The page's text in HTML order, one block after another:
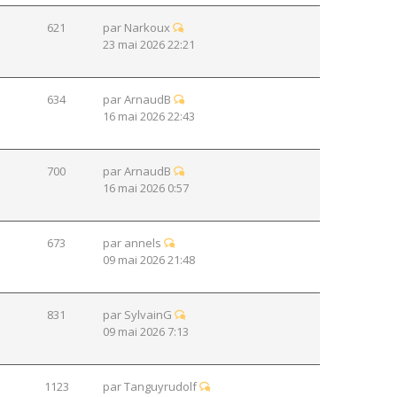
621 par Narkoux
23 mai 2026 22:21
634 parArnaudB
16 mai 2026 22:43
700 parArnaudB
16 mai 2026 0:57
673 par annels
09 mai 2026 21:48
831 par SylvainG
09 mai 2026 7:13
1123 parTanguyrudolf